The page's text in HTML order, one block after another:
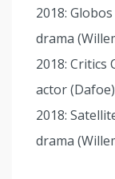
2018:
drama
2018: Critics
actor (Dafoe)
2018:
drama